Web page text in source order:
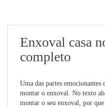
Enxoval casa
completo
Uma das partes emocionantes
montar o enxoval. No texto
montar o seu enxoval, por